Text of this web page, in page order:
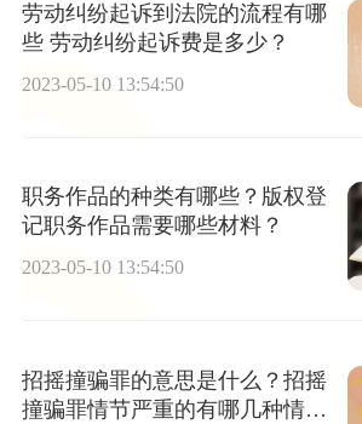
劳动纠纷起诉到法院的流程有哪
些 劳动纠纷起诉费是多少？
2023-05-10 13:54:50
职务作品的种类有哪些？版权登
记职务作品需要哪些材料？
2023-05-10 13:54:50
招摇撞骗罪的意思是什么？招摇
撞骗罪情节严重的有哪几种情